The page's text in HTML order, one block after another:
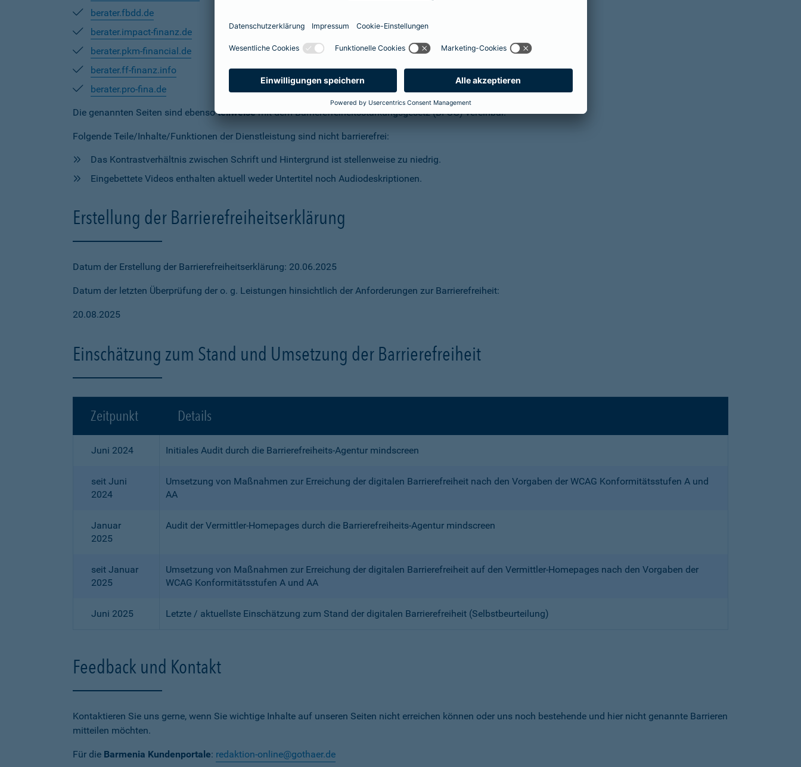
berater.fbdd.de
berater.impact-finanz.de
berater.pkm-financial.de
berater.ff-finanz.info
berater.pro-fina.de
Die genannten Seiten sind ebensoteilweisemit dem Barrierefreiheitsstärkungsgesetz (BFSG) vereinbar.
Folgende Teile/Inhalte/Funktionen der Dienstleistung sind nicht barrierefrei:
Das Kontrastverhältnis zwischen Schrift und Hintergrund ist stellenweise zu niedrig.
Eingebettete Videos enthalten aktuell weder Untertitel noch Audiodeskriptionen.
Erstellung der Barrierefreiheitserklärung
Datum der Erstellung der Barrierefreiheitserklärung: 20.06.2025
Datum der letzten Überprüfung der o. g. Leistungen hinsichtlich der Anforderungen zur Barrierefreiheit:
20.08.2025
Einschätzung zum Stand und Umsetzung der Barrierefreiheit
Zeitpunkt Details
Juni 2024 Initiales Audit durch die Barrierefreiheits-Agentur mindscreen
seit Juni
2024
Umsetzung von Maßnahmen zur Erreichung der digitalen Barrierefreiheit nach den Vorgaben der WCAG Konformitätsstufen A und
AA
Januar
2025
Audit der Vermittler-Homepages durch die Barrierefreiheits-Agentur mindscreen
seit Januar
2025
Umsetzung von Maßnahmen zur Erreichung der digitalen Barrierefreiheit auf den Vermittler-Homepages nach den Vorgaben der
WCAG Konformitätsstufen A und AA
Juni 2025 Letzte / aktuellste Einschätzung zum Stand der digitalen Barrierefreiheit (Selbstbeurteilung)
Feedback und Kontakt
Kontaktieren Sie uns gerne, wenn Sie wichtige Inhalte auf unseren Seiten nicht erreichen können oder uns noch bestehende und hier nicht genannte Barrieren
mitteilen möchten.
Für die Barmenia Kundenportale: redaktion-online@gothaer.de